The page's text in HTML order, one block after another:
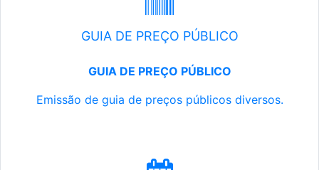
GUIA DE PREÇO PÚBLICO
GUIA DE PREÇO PÚBLICO
Emissão de guia de preços públicos diversos.